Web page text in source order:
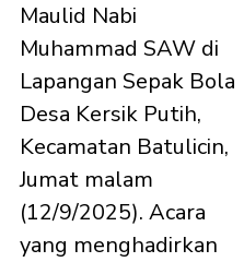
Maulid Nabi
Muhammad SAW di
Lapangan Sepak Bola
Desa Kersik Putih,
Kecamatan Batulicin,
Jumat malam
(12/9/2025). Acara
yang menghadirkan